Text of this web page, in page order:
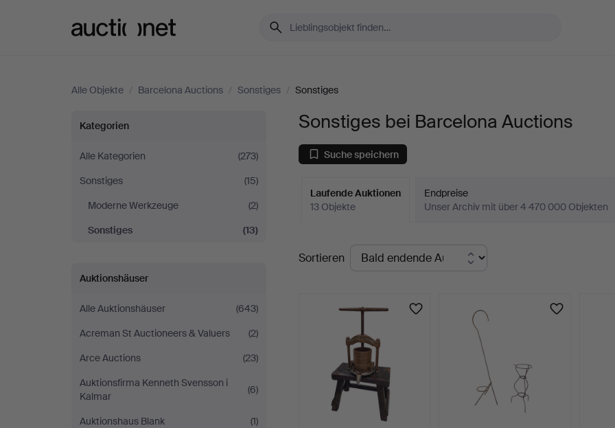
Alle Objekte / Barcelona Auctions / Sonstiges / Sonstiges
Sonstiges
bei
Barcelona
Auctions
Kategorien
Alle Kategorien
(273)
Sonstiges
(15)
Moderne Werkzeuge
(2)
Sonstiges
(13)
Auktionshäuser
Alle Auktionshäuser
(643)
Acreman St Auctioneers & Valuers
(2)
Arce Auctions
(23)
Auktionsfirma Kenneth Svensson i
Kalmar
(6)
Auktionshaus Blank
(1)
Sonstiges bei Barcelona Auctions
Suche speichern
Laufende Auktionen
13 Objekte
Endpreise
Unser Archiv mit über 4 470 000 Objekten
Laufende
Auktionen
Sortieren